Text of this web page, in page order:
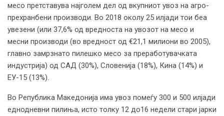
месо претставува најголем дел од вкупниот увоз на агро-
прехранбени производи. Во 2018 околу 25 илјади тои беа
увезени (или 37,6% од вредноста на увозот на месо и
месни производи (во вредност од €21,1 милиони во 2005),
главно замрзнато пилешко месо за преработувачката
индустрија) од САД (30%), Словенија (18%), Кина (14%) и
ЕУ-15 (13%).
Во Република Македонија има увоз помеѓу 300 и 500 илјади
еднодневни пилиња, исто толку 12 до16 недели стари јарки